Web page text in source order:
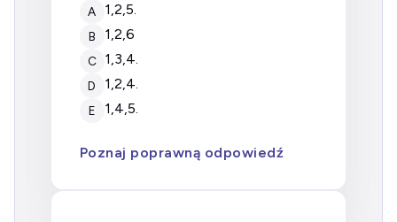
A 1,2,5.
B 1,2,6
C 1,3,4.
D 1,2,4.
E 1,4,5.
Poznaj poprawną odpowiedź